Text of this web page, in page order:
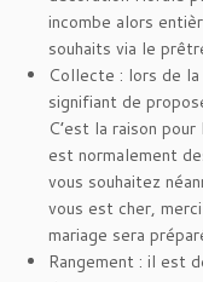
incombe alors
souhaits via le
Collecte : lors de
signifiant de
C’est la raison
est normalement
vous souhaitez
vous est cher,
mariage sera
Rangement : il est